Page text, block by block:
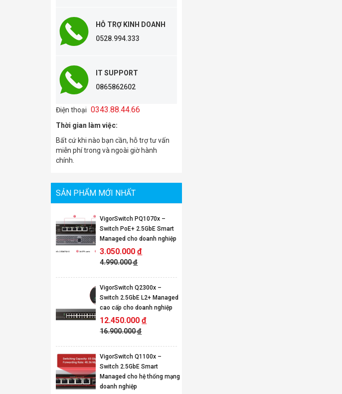
HỖ TRỢ KINH DOANH
0528.994.333
IT SUPPORT
0865862602
Điện thoại 0343.88.44.66
Thời gian làm việc:
Bất cứ khi nào bạn cần, hỗ trợ tư vấn
miễn phí trong và ngoài giờ hành
chính.
SẢN PHẨM MỚI NHẤT
VigorSwitch PQ1070x –
Switch PoE+ 2.5GbE Smart
Managed cho doanh nghiệp
3.050.000đ
4.990.000đ
VigorSwitch Q2300x –
Switch 2.5GbE L2+ Managed
cao cấp cho doanh nghiệp
12.450.000đ
16.900.000đ
VigorSwitch Q1100x –
Switch 2.5GbE Smart
Managed cho hệ thống mạng
doanh nghiệp